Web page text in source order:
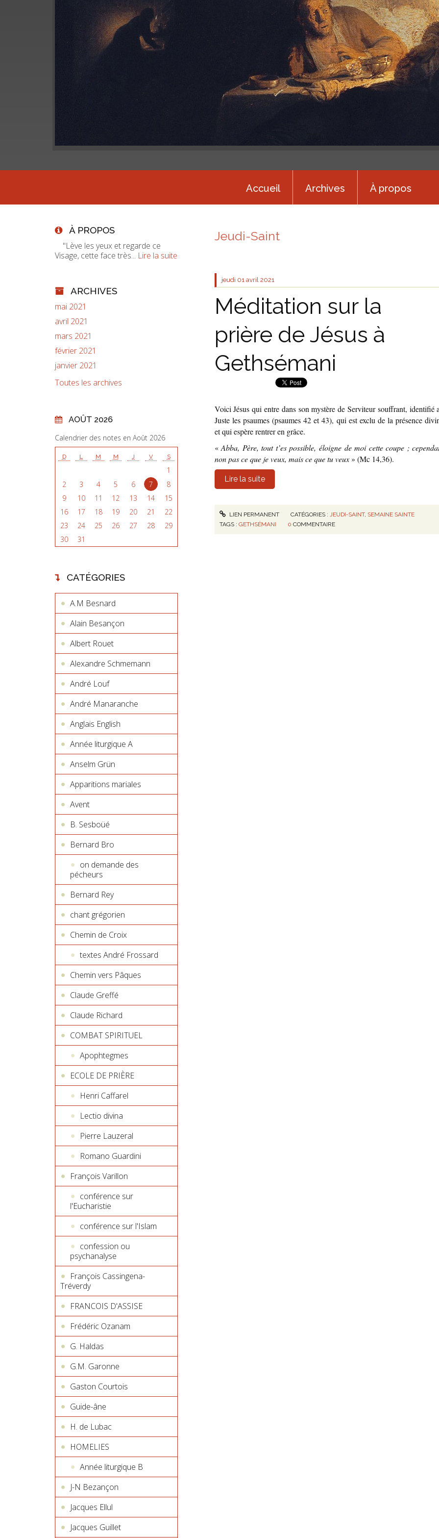
Accueil Archives À propos
À PROPOS
"Lève les yeux et regarde ce
Visage, cette face très... Lire la suite
ARCHIVES
mai 2021
avril 2021
mars 2021
février 2021
janvier 2021
Toutes les archives
AOÛT 2026
Calendrier des notes en Août 2026
D L M M J V S
1
2
3 4 5 6 7
8
9
10 11 12 13 14
15
16
17 18 19 20 21
22
23
24 25 26 27 28
29
30
31
CATÉGORIES
A.M Besnard
Alain Besançon
Albert Rouet
Alexandre Schmemann
André Louf
André Manaranche
Anglais English
Année liturgique A
Anselm Grün
Apparitions mariales
Avent
B. Sesboüé
Bernard Bro
on demande des
pécheurs
Bernard Rey
chant grégorien
Chemin de Croix
textes André Frossard
Chemin vers Pâques
Claude Greffé
Claude Richard
COMBAT SPIRITUEL
Apophtegmes
ECOLE DE PRIÈRE
Henri Caffarel
Lectio divina
Pierre Lauzeral
Romano Guardini
François Varillon
conférence sur
l'Eucharistie
conférence sur l'Islam
confession ou
psychanalyse
François Cassingena-
Tréverdy
FRANCOIS D'ASSISE
Frédéric Ozanam
G. Haldas
G.M. Garonne
Gaston Courtois
Guide-âne
H. de Lubac
HOMELIES
Année liturgique B
J-N Bezançon
Jacques Ellul
Jacques Guillet
Jeudi-Saint
jeudi 01 avril 2021
Méditation sur la
prière de Jésus à
Gethsémani
Voici Jésus qui entre dans son mystère de Serviteur souffrant, identifié
Juste les psaumes (psaumes 42 et 43), qui est exclu de la présence
et qui espère rentrer en grâce.
«Abba, Père, tout t’es possible, éloigne de moi cette coupe ;
non pas ce que je veux, mais ce que tu veux» (Mc 14,36).
Lire la suite
LIEN PERMANENT CATÉGORIES : JEUDI-SAINT, SEMAINE SAINTE
TAGS : GETHSÉMANI 0 COMMENTAIRE